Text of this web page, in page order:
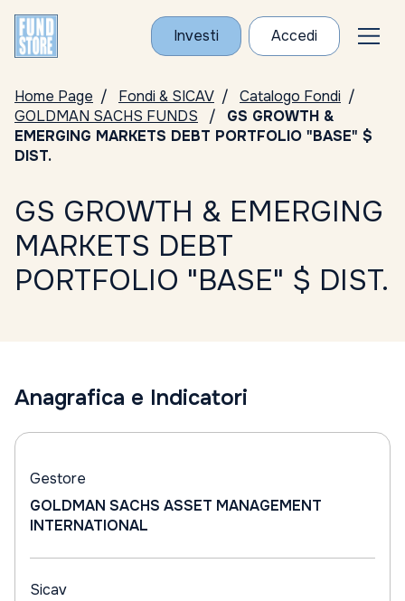
Investi Accedi
Home Page Fondi & SICAV
Catalogo Fondi
GOLDMAN SACHS FUNDS
GS GROWTH &
EMERGING MARKETS DEBT PORTFOLIO "BASE" $
DIST.
GS GROWTH & EMERGING
MARKETS DEBT
PORTFOLIO "BASE" $ DIST.
Anagrafica e Indicatori
Gestore
GOLDMAN SACHS ASSET MANAGEMENT
INTERNATIONAL
Sicav